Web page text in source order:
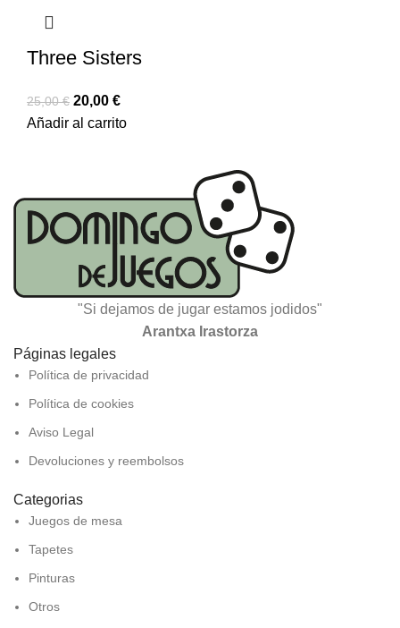
Three Sisters
25,00€ 20,00 €
Añadir al carrito
"Si dejamos de jugar estamos jodidos"
Arantxa Irastorza
Páginas legales
Política de privacidad
Política de cookies
Aviso Legal
Devoluciones y reembolsos
Categorias
Juegos de mesa
Tapetes
Pinturas
Otros